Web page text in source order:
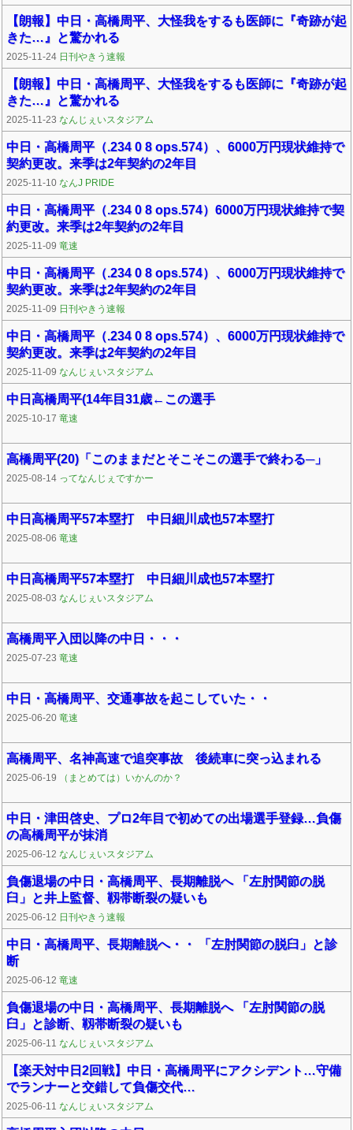
【朗報】中日・高橋周平、大怪我をするも医師に『奇跡が起
きた…』と驚かれる
2025-11-24 日刊やきう速報
【朗報】中日・高橋周平、大怪我をするも医師に『奇跡が起
きた…』と驚かれる
2025-11-23 なんじぇいスタジアム
中日・高橋周平（.234 0 8 ops.574）、6000万円現状維持で
契約更改。来季は2年契約の2年目
2025-11-10 なんJ PRIDE
中日・高橋周平（.234 0 8 ops.574）6000万円現状維持で契
約更改。来季は2年契約の2年目
2025-11-09 竜速
中日・高橋周平（.234 0 8 ops.574）、6000万円現状維持で
契約更改。来季は2年契約の2年目
2025-11-09 日刊やきう速報
中日・高橋周平（.234 0 8 ops.574）、6000万円現状維持で
契約更改。来季は2年契約の2年目
2025-11-09 なんじぇいスタジアム
中日高橋周平(14年目31歳←この選手
2025-10-17 竜速
高橋周平(20)「このままだとそこそこの選手で終わる─」
2025-08-14 ってなんじぇですかー
中日高橋周平57本塁打 中日細川成也57本塁打
2025-08-06 竜速
中日高橋周平57本塁打 中日細川成也57本塁打
2025-08-03 なんじぇいスタジアム
高橋周平入団以降の中日・・・
2025-07-23 竜速
中日・高橋周平、交通事故を起こしていた・・
2025-06-20 竜速
高橋周平、名神高速で追突事故 後続車に突っ込まれる
2025-06-19 （まとめては）いかんのか？
中日・津田啓史、プロ2年目で初めての出場選手登録…負傷
の高橋周平が抹消
2025-06-12 なんじぇいスタジアム
負傷退場の中日・高橋周平、長期離脱へ 「左肘関節の脱
臼」と井上監督、靱帯断裂の疑いも
2025-06-12 日刊やきう速報
中日・高橋周平、長期離脱へ・・ 「左肘関節の脱臼」と診
断
2025-06-12 竜速
負傷退場の中日・高橋周平、長期離脱へ 「左肘関節の脱
臼」と診断、靱帯断裂の疑いも
2025-06-11 なんじぇいスタジアム
【楽天対中日2回戦】中日・高橋周平にアクシデント…守備
でランナーと交錯して負傷交代…
2025-06-11 なんじぇいスタジアム